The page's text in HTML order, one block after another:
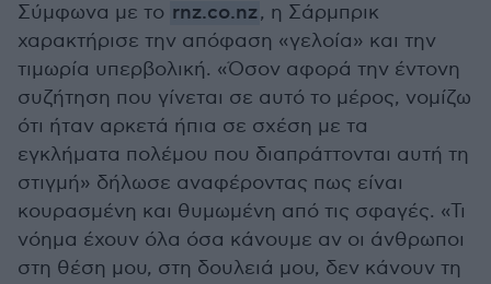
Σύμφωνα με το rnz.co.nz, η Σάρμπρικ
χαρακτήρισε την απόφαση «γελοία» και την
τιμωρία υπερβολική. «Όσον αφορά την έντονη
συζήτηση που γίνεται σε αυτό το μέρος, νομίζω
ότι ήταν αρκετά ήπια σε σχέση με τα
εγκλήματα πολέμου που διαπράττονται αυτή τη
στιγμή» δήλωσε αναφέροντας πως είναι
κουρασμένη και θυμωμένη από τις σφαγές. «Τι
νόημα έχουν όλα όσα κάνουμε αν οι άνθρωποι
στη θέση μου, στη δουλειά μου, δεν κάνουν τη